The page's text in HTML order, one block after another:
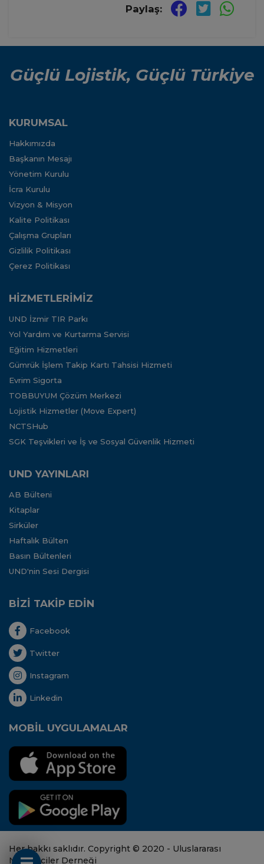
Paylaş:
Güçlü Lojistik, Güçlü Türkiye
KURUMSAL
Hakkımızda
Başkanın Mesajı
Yönetim Kurulu
İcra Kurulu
Vizyon & Misyon
Kalite Politikası
Çalışma Grupları
Gizlilik Politikası
Çerez Politikası
HİZMETLERİMİZ
UND İzmir TIR Parkı
Yol Yardım ve Kurtarma Servisi
Eğitim Hizmetleri
Gümrük İşlem Takip Kartı Tahsisi Hizmeti
Evrim Sigorta
TOBBUYUM Çözüm Merkezi
Lojistik Hizmetler (Move Expert)
NCTSHub
SGK Teşvikleri ve İş ve Sosyal Güvenlik Hizmeti
UND YAYINLARI
AB Bülteni
Kitaplar
Sirküler
Haftalık Bülten
Basın Bültenleri
UND'nin Sesi Dergisi
BİZİ TAKİP EDİN
Facebook
Twitter
Instagram
Linkedin
MOBİL UYGULAMALAR
Her hakkı saklıdır. Copyright © 2020 - Uluslararası
Nakliyeciler Derneği